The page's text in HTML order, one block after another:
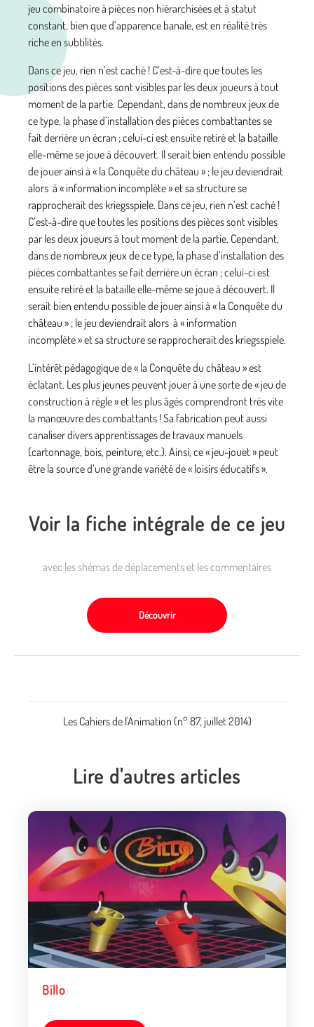
jeu combinatoire à pièces non hiérarchisées et à statut
constant, bien que d’apparence banale, est en réalité très
riche en subtilités.
Dans ce jeu, rien n’est caché ! C’est-à-dire que toutes les
positions des pièces sont visibles par les deux joueurs à tout
moment de la partie. Cependant, dans de nombreux jeux de
ce type, la phase d’installation des pièces combattantes se
fait derrière un écran ; celui-ci est ensuite retiré et la bataille
elle-même se joue à découvert. Il serait bien entendu possible
de jouer ainsi à « la Conquête du château » ; le jeu deviendrait
alors à « information incomplète » et sa structure se
rapprocherait des kriegsspiele. Dans ce jeu, rien n’est caché !
C’est-à-dire que toutes les positions des pièces sont visibles
par les deux joueurs à tout moment de la partie. Cependant,
dans de nombreux jeux de ce type, la phase d’installation des
pièces combattantes se fait derrière un écran ; celui-ci est
ensuite retiré et la bataille elle-même se joue à découvert. Il
serait bien entendu possible de jouer ainsi à « la Conquête du
château » ; le jeu deviendrait alors à « information
incomplète » et sa structure se rapprocherait des kriegsspiele.
L’intérêt pédagogique de « la Conquête du château » est
éclatant. Les plus jeunes peuvent jouer à une sorte de « jeu de
construction à règle » et les plus âgés comprendront très vite
la manœuvre des combattants ! Sa fabrication peut aussi
canaliser divers apprentissages de travaux manuels
(cartonnage, bois, peinture, etc.). Ainsi, ce « jeu-jouet » peut
être la source d’une grande variété de « loisirs éducatifs ».
Voir la fiche intégrale de ce jeu
avec les shémas de déplacements et les commentaires
Découvrir
Les Cahiers de l'Animation (n° 87, juillet 2014)
Lire d'autres articles
Billo